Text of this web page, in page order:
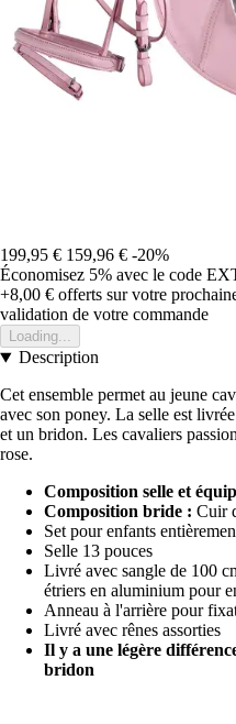
199,95 € 159,96 € -20%
Économisez 5% avec le code
+8,00 € offerts sur votre
validation de votre commande
Loading...
Description
Cet ensemble permet au jeune
avec son poney. La selle est
et un bridon. Les cavaliers
rose.
Composition selle et
Composition bride : Cuir
Set pour enfants
Selle 13 pouces
Livré avec sangle de 100
étriers en aluminium pour
Anneau à l'arrière pour
Livré avec rênes assorties
Il y a une légère
bridon